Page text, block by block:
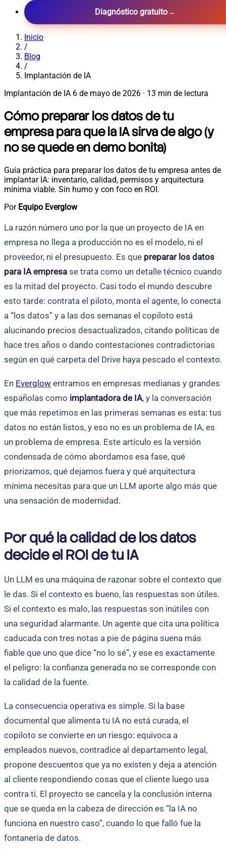
Diagnóstico gratuito→
Inicio
/
Blog
/
Implantación de IA
Implantación de IA 6 de mayo de 2026 · 13 min de lectura
Cómo preparar los datos de tu
empresa para que la IA sirva de algo (y
no se quede en demo bonita)
Guía práctica para preparar los datos de tu empresa antes de
implantar IA: inventario, calidad, permisos y arquitectura
mínima viable. Sin humo y con foco en ROI.
Por Equipo Everglow
La razón número uno por la que un proyecto de IA en
empresa no llega a producción no es el modelo, ni el
proveedor, ni el presupuesto. Es que preparar los datos
para IA empresa se trata como un detalle técnico cuando
es la mitad del proyecto. Casi todo el mundo descubre
esto tarde: contrata el piloto, monta el agente, lo conecta
a “los datos” y a las dos semanas el copiloto está
alucinando precios desactualizados, citando políticas de
hace tres años o dando contestaciones contradictorias
según en qué carpeta del Drive haya pescado el contexto.
En Everglow entramos en empresas medianas y grandes
españolas como implantadora de IA, y la conversación
que más repetimos en las primeras semanas es esta: tus
datos no están listos, y eso no es un problema de IA, es
un problema de empresa. Este artículo es la versión
condensada de cómo abordamos esa fase, qué
priorizamos, qué dejamos fuera y qué arquitectura
mínima necesitas para que un LLM aporte algo más que
una sensación de modernidad.
Por qué la calidad de los datos
decide el ROI de tu IA
Un LLM es una máquina de razonar sobre el contexto que
le das. Si el contexto es bueno, las respuestas son útiles.
Si el contexto es malo, las respuestas son inútiles con
una seguridad alarmante. Un agente que cita una política
caducada con tres notas a pie de página suena más
fiable que uno que dice “no lo sé”, y ese es exactamente
el peligro: la confianza generada no se corresponde con
la calidad de la fuente.
La consecuencia operativa es simple. Si la base
documental que alimenta tu IA no está curada, el
copiloto se convierte en un riesgo: equivoca a
empleados nuevos, contradice al departamento legal,
propone descuentos que ya no existen y deja a atención
al cliente respondiendo cosas que el cliente luego usa
contra ti. El proyecto se cancela y la conclusión interna
que se queda en la cabeza de dirección es “la IA no
funciona en nuestro caso”, cuando lo que falló fue la
fontanería de datos.